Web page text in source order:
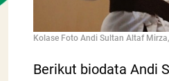
Kolase Foto Andi Sultan Altaf
Berikut biodata Andi